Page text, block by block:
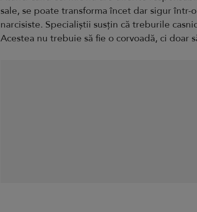
sale, se poate transforma încet dar sigur într-
narcisiste. Specialiștii susțin că treburile
Acestea nu trebuie să fie o corvoadă, ci doar